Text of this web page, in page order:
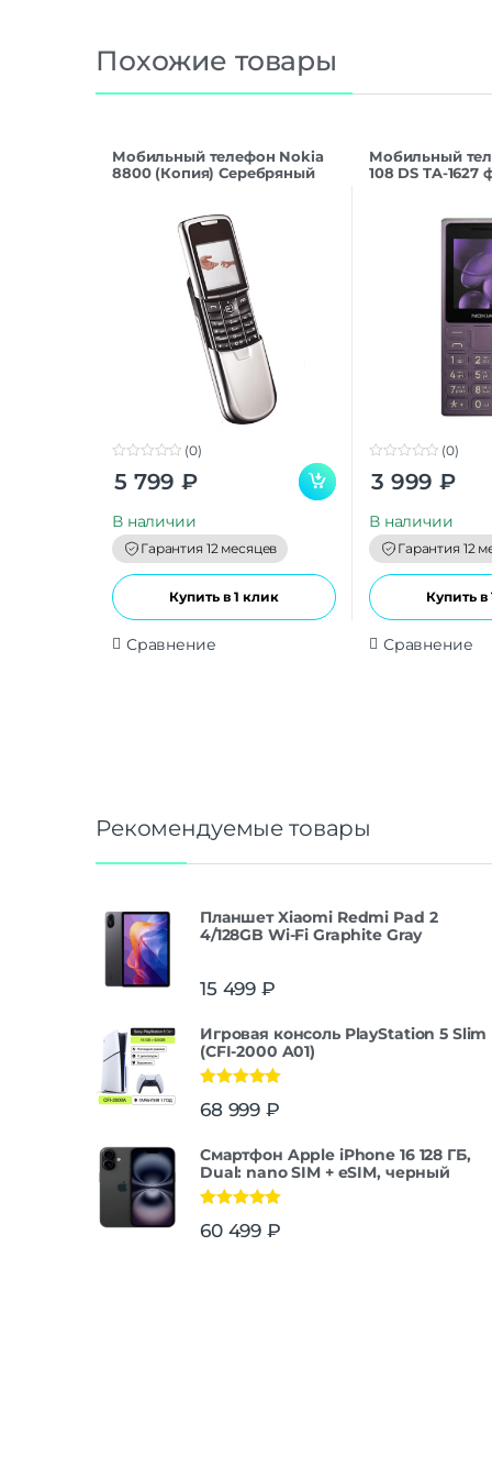
Похожие товары
Мобильный телефон Nokia
8800 (Копия) Серебряный
o
o
(0)
5 799 ₽
В наличии
Гарантия 12 месяцев
Купить в 1 клик
Сравнение
Мобильный
108 DS TA-
o
o
(0)
3 999 ₽
В наличии
Гарантия 12
Купить в
Сравнение
Рекомендуемые товары
Планшет Xiaomi Redmi Pad 2
4/128GB Wi-Fi Graphite Gray
15 499 ₽
Игровая консоль PlayStation 5 Slim
(CFI-2000 A01)
из 5
68 999 ₽
Смартфон Apple iPhone 16 128 ГБ,
Dual: nano SIM + eSIM, черный
из 5
60 499 ₽